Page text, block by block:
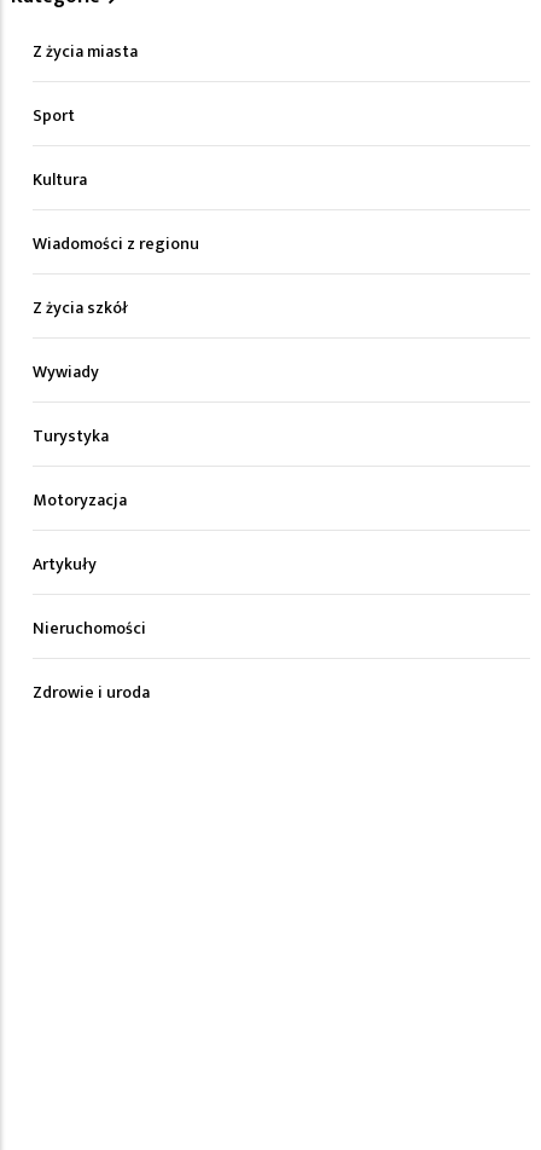
Z życia miasta
Sport
Kultura
Wiadomości z regionu
Z życia szkół
Wywiady
Turystyka
Motoryzacja
Artykuły
Nieruchomości
Zdrowie i uroda